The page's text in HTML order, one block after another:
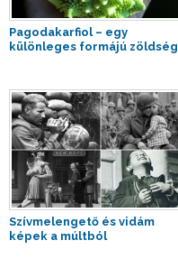
Pagodakarfiol – egy
különleges formájú zöldség
Szívmelengető és vidám
képek a múltból